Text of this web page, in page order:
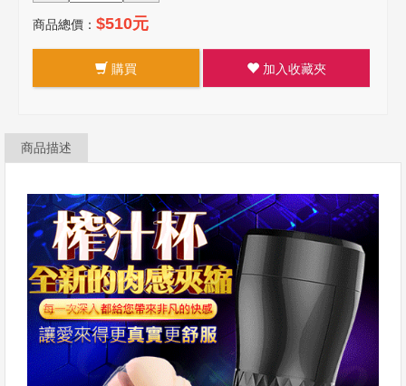
商品總價： $510元
購買 加入收藏夾
商品描述